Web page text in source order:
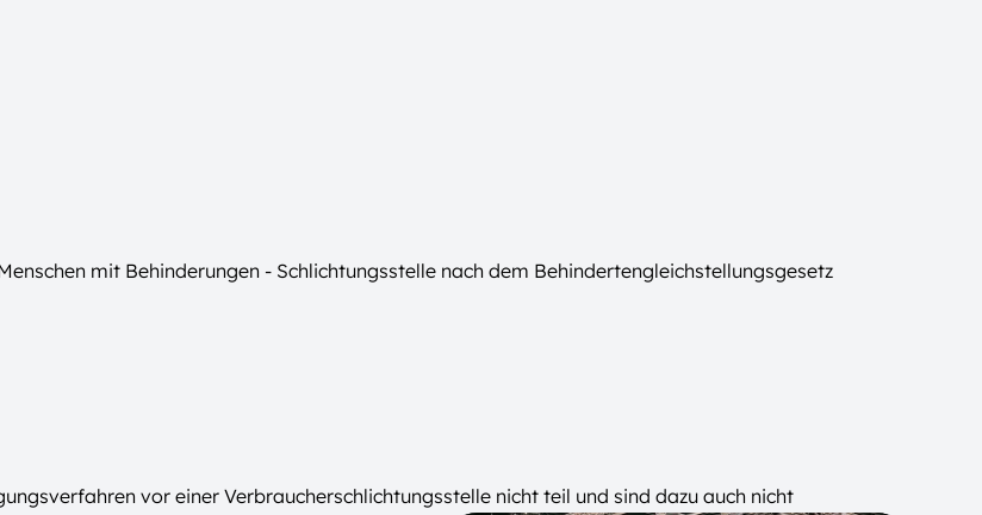
mit Behinderungen - Schlichtungsstelle nach dem Behindertengleichstellungsgesetz
vor einer Verbraucherschlichtungsstelle nicht teil und sind dazu auch nicht